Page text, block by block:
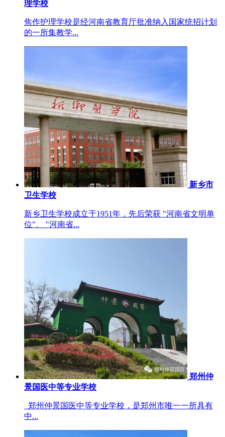
理学校
焦作护理学校是经河南省教育厅批准纳入国家统招计划
的一所集教学...
新乡市
卫生学校
新乡卫生学校成立于1951年，先后荣获 "河南省文明单
位"、 "河南省...
郑州仲
景国医中等专业学校
郑州仲景国医中等专业学校，是郑州市唯一一所具有
中...